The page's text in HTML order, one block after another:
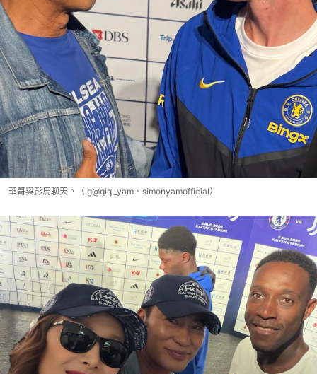
華哥與彭馬聊天。（Ig@qiqi_yam、simonyamofficial）